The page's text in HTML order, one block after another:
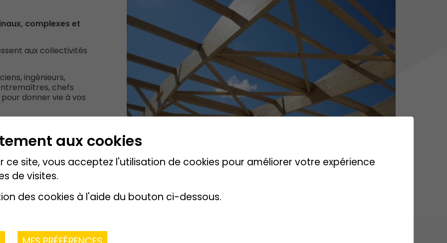
complexes et
aux collectivités
ingénieurs,
chefs
donner vie à vos
développement du
société fondée en 1955,
aux cookies
ce site, vous acceptez l'utilisation de cookies pour améliorer votre expérience
de visites.
des cookies à l'aide du bouton ci-dessous.